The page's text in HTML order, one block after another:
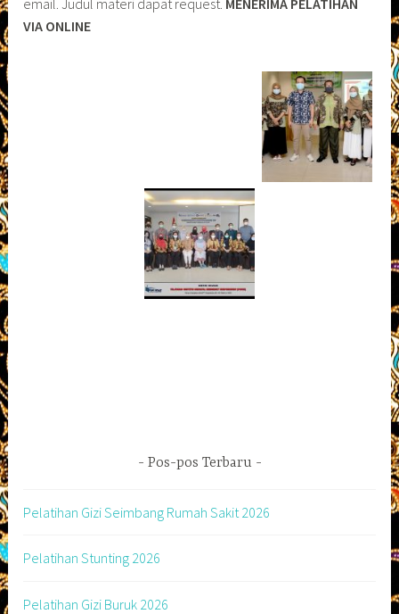
VIA ONLINE
Pos-pos Terbaru
Pelatihan Gizi Seimbang Rumah Sakit 2026
Pelatihan Stunting 2026
Pelatihan Gizi Buruk 2026